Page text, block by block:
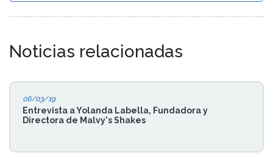
Noticias relacionadas
06/03/19
Entrevista a Yolanda Labella, Fundadora y
Directora de Malvy's Shakes